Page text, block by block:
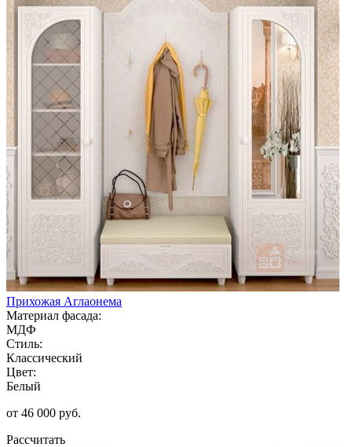
Прихожая Аглаонема
Материал фасада:
МДФ
Стиль:
Классический
Цвет:
Белый
от 46 000 руб.
Рассчитать